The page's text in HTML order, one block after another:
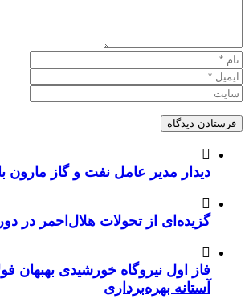
دیدار مدیر عامل نفت و گاز مارون
گزیده‌ای از تحولات هلال‌احمر در
فاز اول نیروگاه خورشیدی بهبهان
آستانه بهره‌برداری